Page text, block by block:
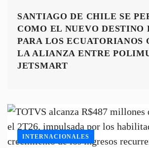
SANTIAGO DE CHILE SE
COMO EL NUEVO DESTINO
PARA LOS ECUATORIANOS
LA ALIANZA ENTRE